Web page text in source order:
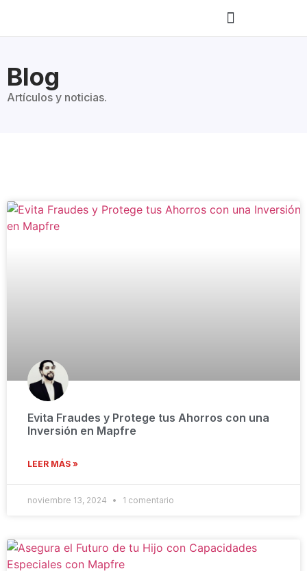
Blog
Artículos y noticias.
Evita Fraudes y Protege tus Ahorros con una
Inversión en Mapfre
LEER MÁS »
noviembre 13, 2024 1 comentario